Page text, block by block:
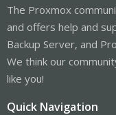
The Proxmox
and offers help and
Backup Server, and
We think our
like you!
Quick Navigation